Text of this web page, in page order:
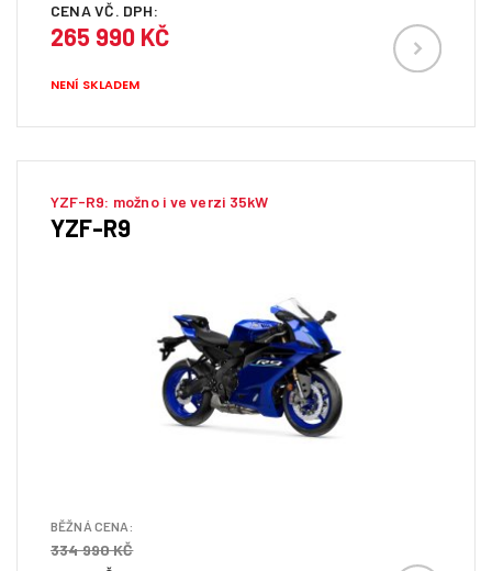
CENA VČ. DPH:
265 990 KČ
NENÍ SKLADEM
YZF-R9: možno i ve verzi 35kW
YZF-R9
BĚŽNÁ CENA:
334 990 KČ